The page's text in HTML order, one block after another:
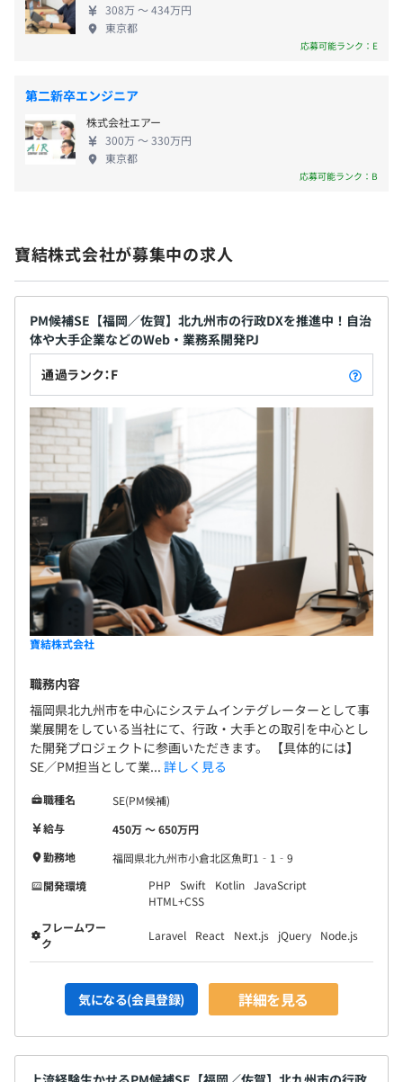
決算賞与あり（業績による）
昇給査定：年1回（8月）
有期雇用
契約更新の有無・契約期間の定め
あり(6カ月更新)
契約更新の判断基準
本人の能力、業務量、業務成績、勤務態度、会社の契約状
況により判断
契約更新の上限
通算契約期間の上限なし
3カ月（待遇の変更はありません）
■契約社員スタートに関して
6カ月後の正社員登用が前提となる採用をおこなっていま
す。就業態度、勤怠、健康等に特段の問題がなければ原則
正社員登用となります。
308万 〜 434万円
東京都
応募可能ランク：E
第二新卒エンジニア
株式会社エアー
300万 〜 330万円
東京都
応募可能ランク：B
寶結株式会社が募集中の求人
PM候補SE【福岡／佐賀】北九州市の行政DXを推進中！自治
体や大手企業などのWeb・業務系開発PJ
通過ランク：F
寶結株式会社
職務内容
福岡県北九州市を中心にシステムインテグレーターとして事
業展開をしている当社にて、行政・大手との取引を中心とし
た開発プロジェクトに参画いただきます。 【具体的には】
SE／PM担当として業... 詳しく見る
職種名
SE(PM候補)
給与
450万 〜 650万円
勤務地
福岡県北九州市小倉北区魚町1‐1‐9
開発環境
PHP Swift Kotlin JavaScript
HTML+CSS
フレームワー
ク
Laravel React Next.js jQuery Node.js
気になる(会員登録) 詳細を見る